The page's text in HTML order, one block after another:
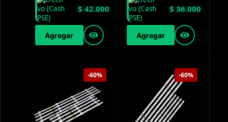
$ 42.000
Agregar
$ 36.000
Agregar
-60% -60%